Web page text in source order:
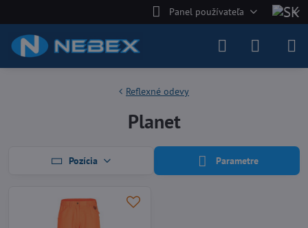
Panel používateľa
Reflexné odevy
Planet
Pozícia Parametre